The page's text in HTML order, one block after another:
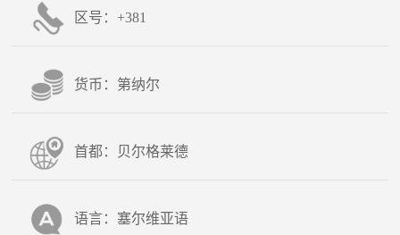
区号：+381
货币：第纳尔
首都：贝尔格莱德
语言：塞尔维亚语